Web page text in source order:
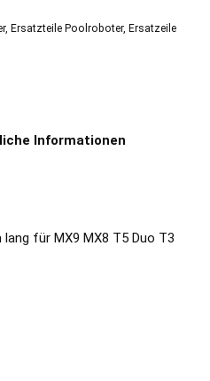
, Ersatzteile Poolroboter, Ersatzeile
Informationen
für MX9 MX8 T5 Duo T3